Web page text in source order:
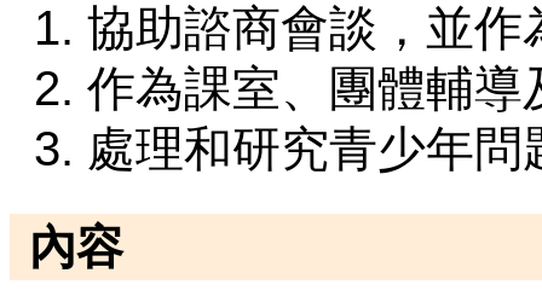
協助諮商會談，並
作為課室、團體輔
處理和研究青少年問
內容